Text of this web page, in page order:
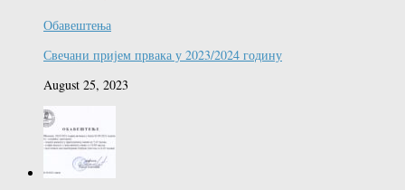
Обавештења
Свечани пријем првака у 2023/2024 годину
August 25, 2023